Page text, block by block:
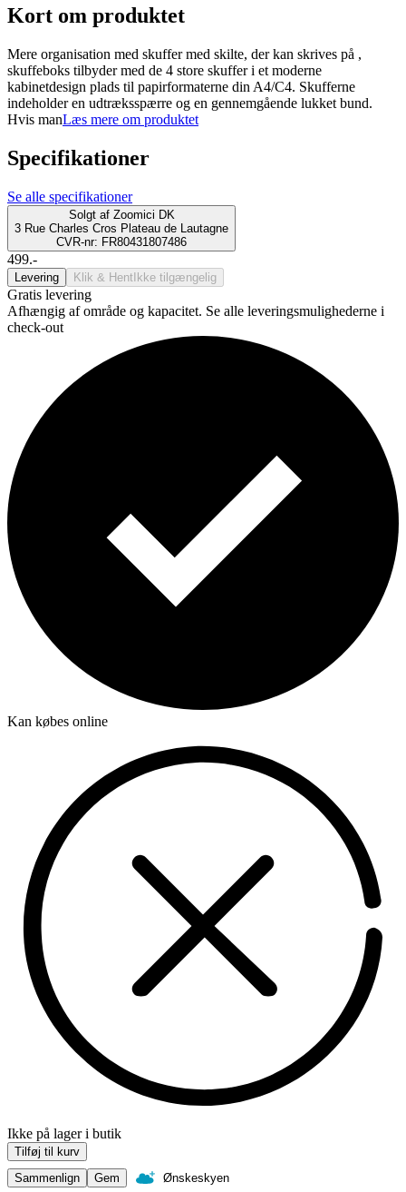
Kort om produktet
Mere organisation med skuffer med skilte, der kan skrives på ,
skuffeboks tilbyder med de 4 store skuffer i et moderne
kabinetdesign plads til papirformaterne din A4/C4. Skufferne
indeholder en udtræksspærre og en gennemgående lukket bund.
Hvis manLæs mere om produktet
Specifikationer
Se alle specifikationer
Solgt af Zoomici DK
3 Rue Charles Cros Plateau de Lautagne
CVR-nr: FR80431807486
499.-
Levering Klik & Hent Ikke tilgængelig
Gratis levering
Afhængig af område og kapacitet. Se alle leveringsmulighederne i
check-out
Kan købes online
Ikke på lager i butik
Tilføj til kurv
Sammenlign
Gem Ønskeskyen